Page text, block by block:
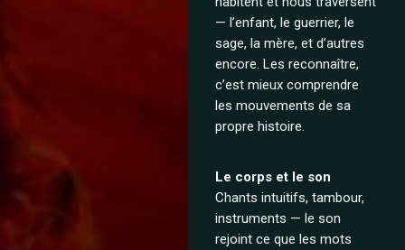
— l’enfant, le guerrier, le
sage, la mère, et d’autres
encore. Les reconnaître,
c’est mieux comprendre
les mouvements de sa
propre histoire.
Le corps et le son
Chants intuitifs, tambour,
instruments — le son
rejoint ce que les mots